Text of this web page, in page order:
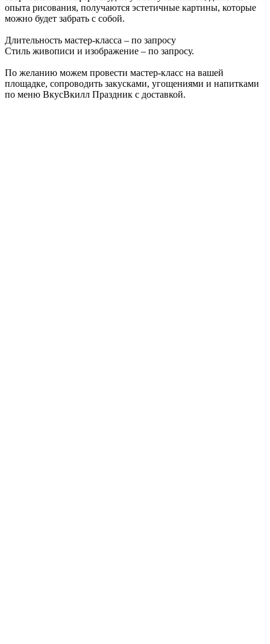
опыта рисования, получаются эстетичные картины, которые
можно будет забрать с собой.
Длительность мастер-класса – по запросу
Стиль живописи и изображение – по запросу.
По желанию можем провести мастер-класс на вашей
площадке, сопроводить закусками, угощениями и напитками
по меню ВкусВкилл Праздник с доставкой.